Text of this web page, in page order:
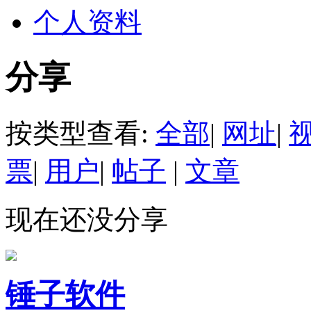
个人资料
分享
按类型查看: 全部| 网址|
票| 用户| 帖子 | 文章
现在还没分享
锤子软件